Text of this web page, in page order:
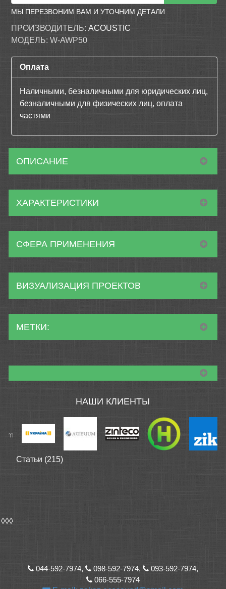
МЫ ПЕРЕЗВОНИМ ВАМ И УТОЧНИМ ДЕТАЛИ
ПРОИЗВОДИТЕЛЬ: ACOUSTIС
МОДЕЛЬ: W-AWP50
Оплата
Наличными, безналичными для юридических лиц,
безналичными для физических лиц, оплата
частями
ОПИСАНИЕ
ХАРАКТЕРИСТИКИ
СФЕРА ПРИМЕНЕНИЯ
ВИЗУАЛИЗАЦИЯ ПРОЕКТОВ
МЕТКИ:
НАШИ КЛИЕНТЫ
Статьи (215)
◊◊◊
044-592-7974, 098-592-7974,
093-592-7974,
066-555-7974